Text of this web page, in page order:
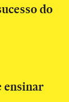
do
ensinar